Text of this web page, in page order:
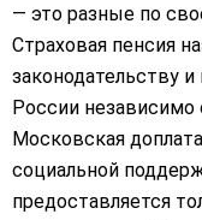
— это разные по
Страховая пенсия
законодательству
России независимо
Московская
социальной
предоставляется